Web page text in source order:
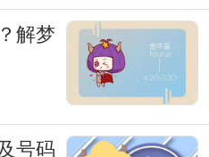
解梦
号码